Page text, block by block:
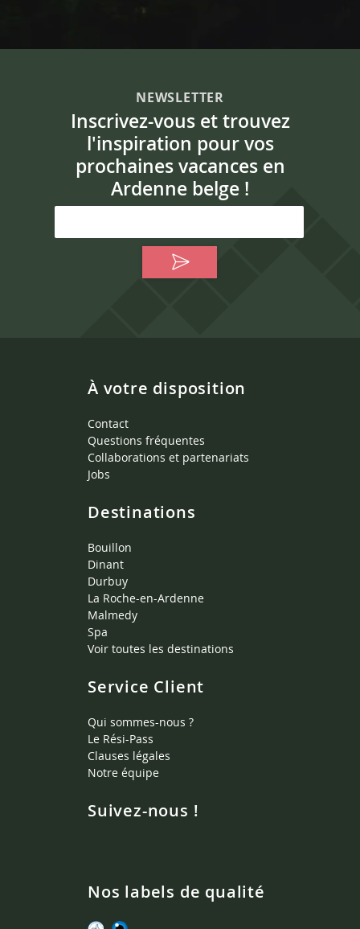
NEWSLETTER
Inscrivez-vous et trouvez
l'inspiration pour vos
prochaines vacances en
Ardenne belge !
À votre disposition
Contact
Questions fréquentes
Collaborations et partenariats
Jobs
Destinations
Bouillon
Dinant
Durbuy
La Roche-en-Ardenne
Malmedy
Spa
Voir toutes les destinations
Service Client
Qui sommes-nous ?
Le Rési-Pass
Clauses légales
Notre équipe
Suivez-nous !
Nos labels de qualité